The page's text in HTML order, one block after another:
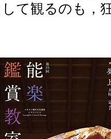
て観るのも，